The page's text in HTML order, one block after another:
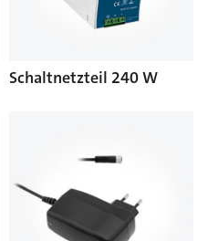
Schaltnetzteil 240 W